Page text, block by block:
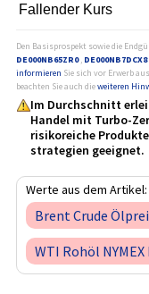
Fallender Kurs
Den Basisprospekt sowie die
DE000NB65ZR0, DE000NB7DCX8
informieren Sie sich vor Erwerb
beachten Sie auch dieweiteren
Im Durchschnitt
Handel mit Turbo-
risikoreiche
strategien geeignet.
Werte aus dem Artikel:
Brent Crude
WTI Rohöl